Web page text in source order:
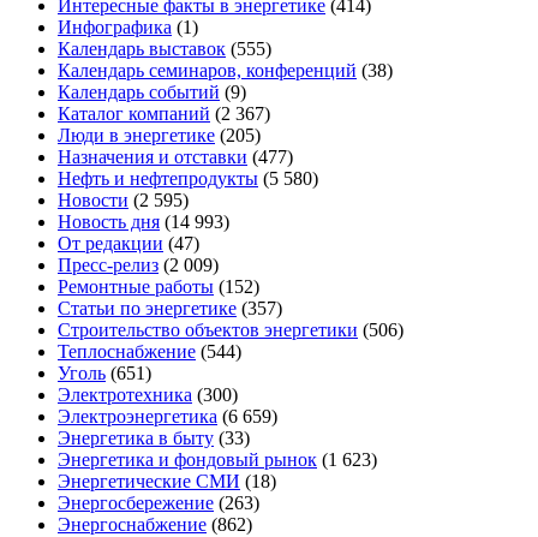
Интересные факты в энергетике (414)
Инфографика (1)
Календарь выставок (555)
Календарь семинаров, конференций (38)
Календарь событий (9)
Каталог компаний (2 367)
Люди в энергетике (205)
Назначения и отставки (477)
Нефть и нефтепродукты (5 580)
Новости (2 595)
Новость дня (14 993)
От редакции (47)
Пресс-релиз (2 009)
Ремонтные работы (152)
Статьи по энергетике (357)
Строительство объектов энергетики (506)
Теплоснабжение (544)
Уголь (651)
Электротехника (300)
Электроэнергетика (6 659)
Энергетика в быту (33)
Энергетика и фондовый рынок (1 623)
Энергетические СМИ (18)
Энергосбережение (263)
Энергоснабжение (862)